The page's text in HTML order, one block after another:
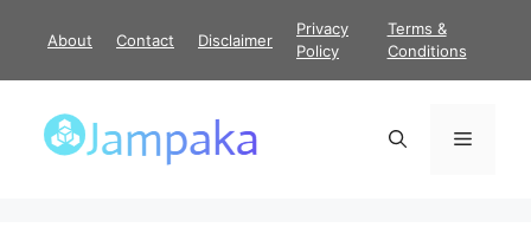
About Contact Disclaimer
Privacy
Policy
Terms &
Conditions
Menu